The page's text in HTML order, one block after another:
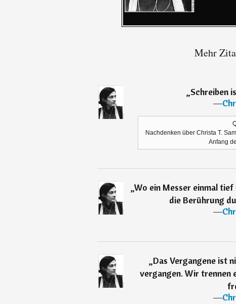
Mehr
„Schreiben
―
Nachdenken über Christa T.
Anfang
„Wo ein Messer einmal
die Berührung
―
„Das Vergangene ist
vergangen. Wir trennen
―